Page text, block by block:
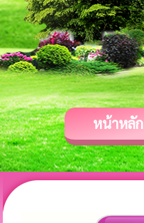
หน้าหลัก